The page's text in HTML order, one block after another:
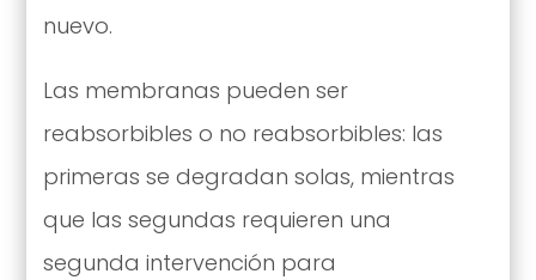
nuevo.
Las membranas pueden ser
reabsorbibles o no reabsorbibles: las
primeras se degradan solas, mientras
que las segundas requieren una
segunda intervención para